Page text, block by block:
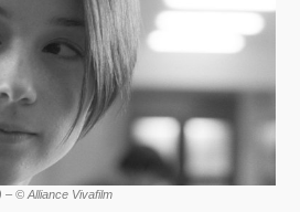
– © Alliance Vivafilm